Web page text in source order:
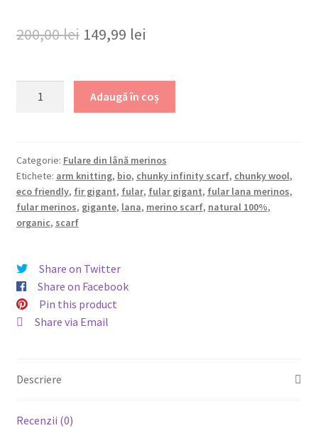
200,00lei Prețul
a
fost:
149,99 lei
este:
149,99 lei.
manual
din
lână
merinos,
Negru
Adaugă în coș
Categorie: Fulare din lână merinos
Etichete: arm knitting, bio, chunky infinity scarf, chunky wool,
eco friendly, fir gigant, fular, fular gigant, fular lana merinos,
fular merinos, gigante, lana, merino scarf, natural 100%,
organic, scarf
Share on Twitter
Share on Facebook
Pin this product
Share via Email
Descriere
Recenzii (0)